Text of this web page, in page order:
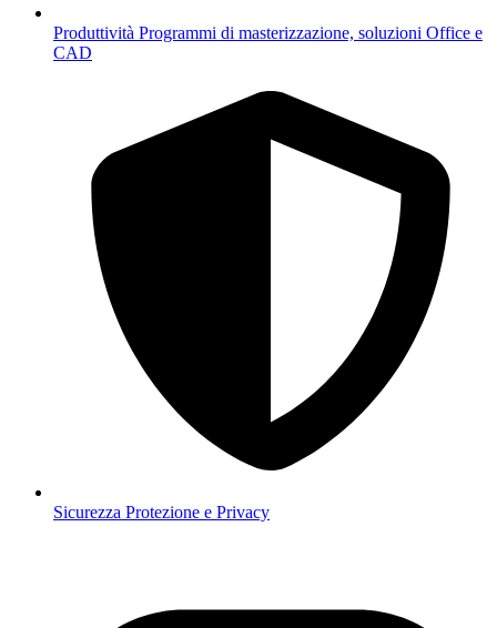
Produttività Programmi di masterizzazione, soluzioni Office e
CAD
Sicurezza Protezione e Privacy